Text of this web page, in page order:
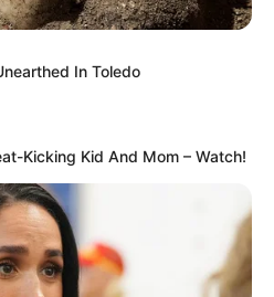
In Toledo
Kicking Kid And Mom – Watch!